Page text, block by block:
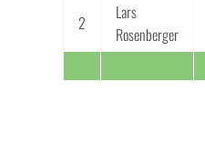
2
Lars
Rosenberger